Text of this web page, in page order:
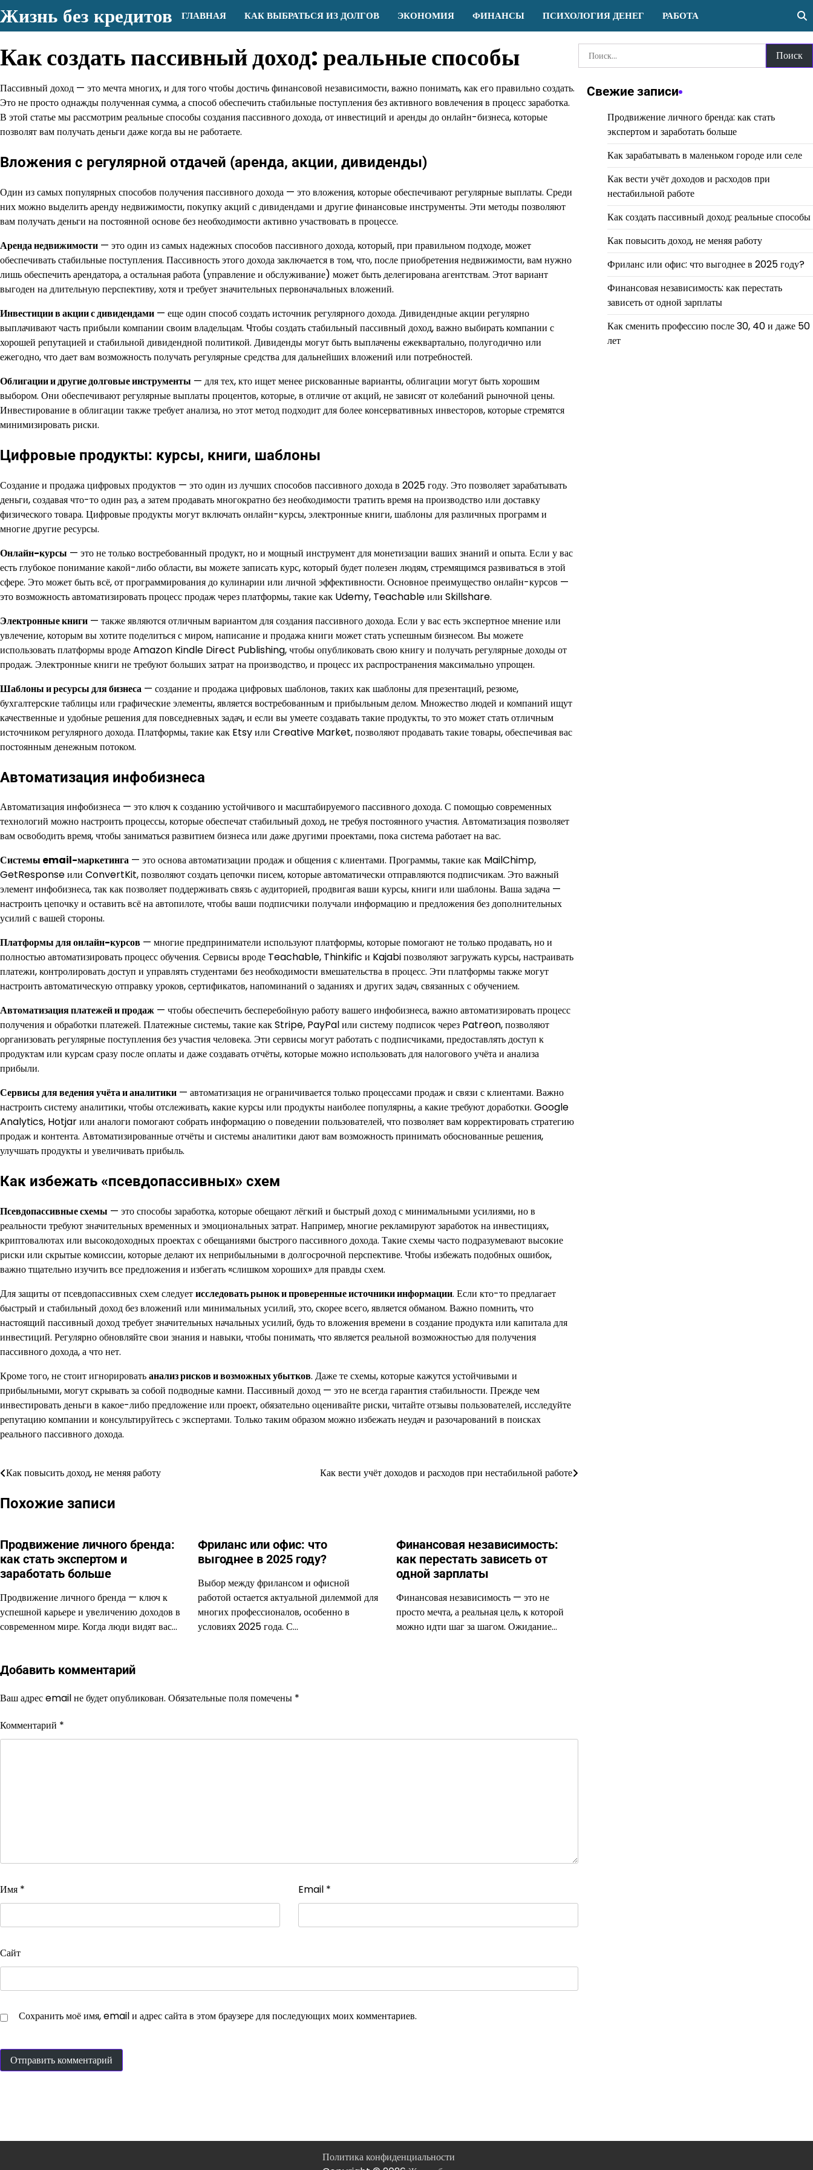
к
содержимому
Жизнь без кредитов ГЛАВНАЯ КАК ВЫБРАТЬСЯ ИЗ ДОЛГОВ ЭКОНОМИЯ ФИНАНСЫ ПСИХОЛОГИЯ ДЕНЕГ РАБОТА
Как создать пассивный доход: реальные способы
Пассивный доход — это мечта многих, и для того чтобы достичь финансовой независимости, важно понимать, как его правильно создать.
Это не просто однажды полученная сумма, а способ обеспечить стабильные поступления без активного вовлечения в процесс заработка.
В этой статье мы рассмотрим реальные способы создания пассивного дохода, от инвестиций и аренды до онлайн-бизнеса, которые
позволят вам получать деньги даже когда вы не работаете.
Вложения с регулярной отдачей (аренда, акции, дивиденды)
Один из самых популярных способов получения пассивного дохода — это вложения, которые обеспечивают регулярные выплаты. Среди
них можно выделить аренду недвижимости, покупку акций с дивидендами и другие финансовые инструменты. Эти методы позволяют
вам получать деньги на постоянной основе без необходимости активно участвовать в процессе.
Аренда недвижимости — это один из самых надежных способов пассивного дохода, который, при правильном подходе, может
обеспечивать стабильные поступления. Пассивность этого дохода заключается в том, что, после приобретения недвижимости, вам нужно
лишь обеспечить арендатора, а остальная работа (управление и обслуживание) может быть делегирована агентствам. Этот вариант
выгоден на длительную перспективу, хотя и требует значительных первоначальных вложений.
Инвестиции в акции с дивидендами — еще один способ создать источник регулярного дохода. Дивидендные акции регулярно
выплачивают часть прибыли компании своим владельцам. Чтобы создать стабильный пассивный доход, важно выбирать компании с
хорошей репутацией и стабильной дивидендной политикой. Дивиденды могут быть выплачены ежеквартально, полугодично или
ежегодно, что дает вам возможность получать регулярные средства для дальнейших вложений или потребностей.
Облигации и другие долговые инструменты — для тех, кто ищет менее рискованные варианты, облигации могут быть хорошим
выбором. Они обеспечивают регулярные выплаты процентов, которые, в отличие от акций, не зависят от колебаний рыночной цены.
Инвестирование в облигации также требует анализа, но этот метод подходит для более консервативных инвесторов, которые стремятся
минимизировать риски.
Цифровые продукты: курсы, книги, шаблоны
Создание и продажа цифровых продуктов — это один из лучших способов пассивного дохода в 2025 году. Это позволяет зарабатывать
деньги, создавая что-то один раз, а затем продавать многократно без необходимости тратить время на производство или доставку
физического товара. Цифровые продукты могут включать онлайн-курсы, электронные книги, шаблоны для различных программ и
многие другие ресурсы.
Онлайн-курсы — это не только востребованный продукт, но и мощный инструмент для монетизации ваших знаний и опыта. Если у вас
есть глубокое понимание какой-либо области, вы можете записать курс, который будет полезен людям, стремящимся развиваться в этой
сфере. Это может быть всё, от программирования до кулинарии или личной эффективности. Основное преимущество онлайн-курсов —
это возможность автоматизировать процесс продаж через платформы, такие как Udemy, Teachable или Skillshare.
Электронные книги — также являются отличным вариантом для создания пассивного дохода. Если у вас есть экспертное мнение или
увлечение, которым вы хотите поделиться с миром, написание и продажа книги может стать успешным бизнесом. Вы можете
использовать платформы вроде Amazon Kindle Direct Publishing, чтобы опубликовать свою книгу и получать регулярные доходы от
продаж. Электронные книги не требуют больших затрат на производство, и процесс их распространения максимально упрощен.
Шаблоны и ресурсы для бизнеса — создание и продажа цифровых шаблонов, таких как шаблоны для презентаций, резюме,
бухгалтерские таблицы или графические элементы, является востребованным и прибыльным делом. Множество людей и компаний ищут
качественные и удобные решения для повседневных задач, и если вы умеете создавать такие продукты, то это может стать отличным
источником регулярного дохода. Платформы, такие как Etsy или Creative Market, позволяют продавать такие товары, обеспечивая вас
постоянным денежным потоком.
Автоматизация инфобизнеса
Автоматизация инфобизнеса — это ключ к созданию устойчивого и масштабируемого пассивного дохода. С помощью современных
технологий можно настроить процессы, которые обеспечат стабильный доход, не требуя постоянного участия. Автоматизация позволяет
вам освободить время, чтобы заниматься развитием бизнеса или даже другими проектами, пока система работает на вас.
Системы email-маркетинга — это основа автоматизации продаж и общения с клиентами. Программы, такие как MailChimp,
GetResponse или ConvertKit, позволяют создать цепочки писем, которые автоматически отправляются подписчикам. Это важный
элемент инфобизнеса, так как позволяет поддерживать связь с аудиторией, продвигая ваши курсы, книги или шаблоны. Ваша задача —
настроить цепочку и оставить всё на автопилоте, чтобы ваши подписчики получали информацию и предложения без дополнительных
усилий с вашей стороны.
Платформы для онлайн-курсов — многие предприниматели используют платформы, которые помогают не только продавать, но и
полностью автоматизировать процесс обучения. Сервисы вроде Teachable, Thinkific и Kajabi позволяют загружать курсы, настраивать
платежи, контролировать доступ и управлять студентами без необходимости вмешательства в процесс. Эти платформы также могут
настроить автоматическую отправку уроков, сертификатов, напоминаний о заданиях и других задач, связанных с обучением.
Автоматизация платежей и продаж — чтобы обеспечить бесперебойную работу вашего инфобизнеса, важно автоматизировать процесс
получения и обработки платежей. Платежные системы, такие как Stripe, PayPal или систему подписок через Patreon, позволяют
организовать регулярные поступления без участия человека. Эти сервисы могут работать с подписчиками, предоставлять доступ к
продуктам или курсам сразу после оплаты и даже создавать отчёты, которые можно использовать для налогового учёта и анализа
прибыли.
Сервисы для ведения учёта и аналитики — автоматизация не ограничивается только процессами продаж и связи с клиентами. Важно
настроить систему аналитики, чтобы отслеживать, какие курсы или продукты наиболее популярны, а какие требуют доработки. Google
Analytics, Hotjar или аналоги помогают собрать информацию о поведении пользователей, что позволяет вам корректировать стратегию
продаж и контента. Автоматизированные отчёты и системы аналитики дают вам возможность принимать обоснованные решения,
улучшать продукты и увеличивать прибыль.
Как избежать «псевдопассивных» схем
Псевдопассивные схемы — это способы заработка, которые обещают лёгкий и быстрый доход с минимальными усилиями, но в
реальности требуют значительных временных и эмоциональных затрат. Например, многие рекламируют заработок на инвестициях,
криптовалютах или высокодоходных проектах с обещаниями быстрого пассивного дохода. Такие схемы часто подразумевают высокие
риски или скрытые комиссии, которые делают их неприбыльными в долгосрочной перспективе. Чтобы избежать подобных ошибок,
важно тщательно изучить все предложения и избегать «слишком хороших» для правды схем.
Для защиты от псевдопассивных схем следуетисследовать рынок и проверенные источники информации. Если кто-то предлагает
быстрый и стабильный доход без вложений или минимальных усилий, это, скорее всего, является обманом. Важно помнить, что
настоящий пассивный доход требует значительных начальных усилий, будь то вложения времени в создание продукта или капитала для
инвестиций. Регулярно обновляйте свои знания и навыки, чтобы понимать, что является реальной возможностью для получения
пассивного дохода, а что нет.
Кроме того, не стоит игнорироватьанализ рисков и возможных убытков. Даже те схемы, которые кажутся устойчивыми и
прибыльными, могут скрывать за собой подводные камни. Пассивный доход — это не всегда гарантия стабильности. Прежде чем
инвестировать деньги в какое-либо предложение или проект, обязательно оценивайте риски, читайте отзывы пользователей, исследуйте
репутацию компании и консультируйтесь с экспертами. Только таким образом можно избежать неудач и разочарований в поисках
реального пассивного дохода.
Навигация
по
Как повысить доход, не меняя работу Как вести учёт доходов и расходов при нестабильной работе
Похожие записи
Продвижение личного бренда:
как стать экспертом и
заработать больше
Продвижение личного бренда — ключ к
успешной карьере и увеличению доходов в
современном мире. Когда люди видят вас…
Фриланс или офис: что
выгоднее в 2025 году?
Выбор между фрилансом и офисной
работой остается актуальной дилеммой для
многих профессионалов, особенно в
условиях 2025 года. С…
Финансовая независимость:
как перестать зависеть от
одной зарплаты
Финансовая независимость — это не
просто мечта, а реальная цель, к которой
можно идти шаг за шагом. Ожидание…
Добавить комментарий
Ваш адрес email не будет опубликован. Обязательные поля помечены *
Комментарий *
Имя * Email *
Сайт
Сохранить моё имя, email и адрес сайта в этом браузере для последующих моих комментариев.
Найти:
Свежие записи
Продвижение личного бренда: как стать
экспертом и заработать больше
Как зарабатывать в маленьком городе или селе
Как вести учёт доходов и расходов при
нестабильной работе
Как создать пассивный доход: реальные способы
Как повысить доход, не меняя работу
Фриланс или офис: что выгоднее в 2025 году?
Финансовая независимость: как перестать
зависеть от одной зарплаты
Как сменить профессию после 30, 40 и даже 50
лет
Политика конфиденциальности